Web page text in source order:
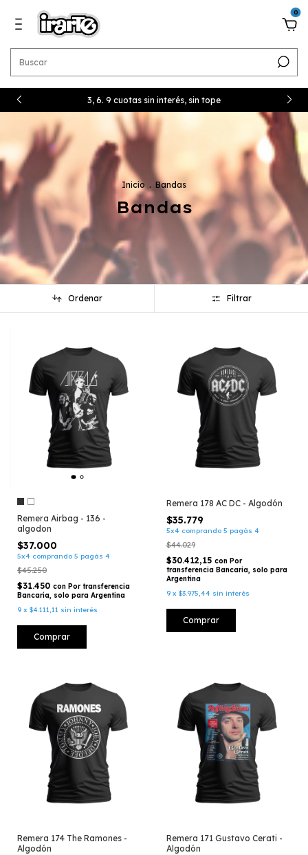
0
3, 6. 9 cuotas sin interés, sin tope
Inicio . Bandas
Bandas
Ordenar Filtrar
Remera Airbag - 136 -
algodon
$37.000
5x4 comprando 5 pagás 4
$45.250
$31.450 con Por transferencia
Bancaria, solo para Argentina
9 x $4.111,11 sin interés
Comprar
Remera 178 AC DC - Algodón
$35.779
5x4 comprando 5 pagás 4
$44.029
$30.412,15 con Por
transferencia Bancaria, solo para
Argentina
9 x $3.975,44 sin interés
Comprar
Remera 174 The Ramones -
Algodón
Remera 171 Gustavo Cerati -
Algodón